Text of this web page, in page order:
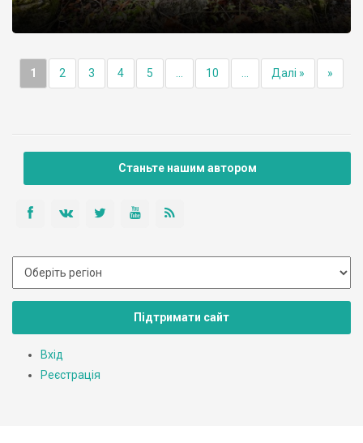
1 2 3 4 5 10 Далі » »
Станьте нашим автором
Підтримати сайт
Вхід
Реєстрація